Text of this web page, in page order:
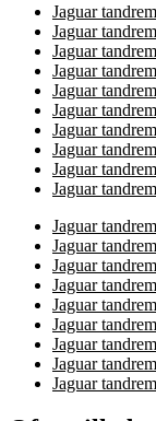
Jaguar
Jaguar
Jaguar
Jaguar
Jaguar
Jaguar
Jaguar
Jaguar
Jaguar
Jaguar
Jaguar
Jaguar
Jaguar
Jaguar
Jaguar
Jaguar
Jaguar
Jaguar
Jaguar